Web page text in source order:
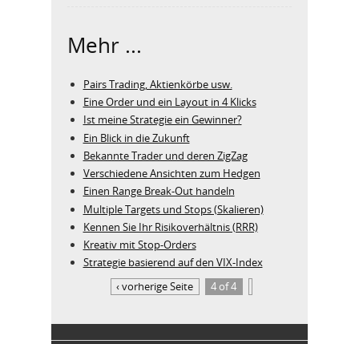
Mehr ...
Pairs Trading, Aktienkörbe usw.
Eine Order und ein Layout in 4 Klicks
Ist meine Strategie ein Gewinner?
Ein Blick in die Zukunft
Bekannte Trader und deren ZigZag
Verschiedene Ansichten zum Hedgen
Einen Range Break-Out handeln
Multiple Targets und Stops (Skalieren)
Kennen Sie Ihr Risikoverhältnis (RRR)
Kreativ mit Stop-Orders
Strategie basierend auf den VIX-Index
‹ vorherige Seite
4 of 4